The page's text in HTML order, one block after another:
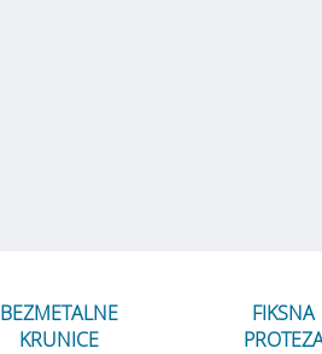
BEZMETALNE
KRUNICE
FIKSNA